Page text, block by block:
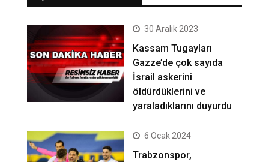
30 Aralık 2023
Kassam Tugayları
Gazze’de çok sayıda
İsrail askerini
öldürdüklerini ve
yaraladıklarını duyurdu
6 Ocak 2024
Trabzonspor,